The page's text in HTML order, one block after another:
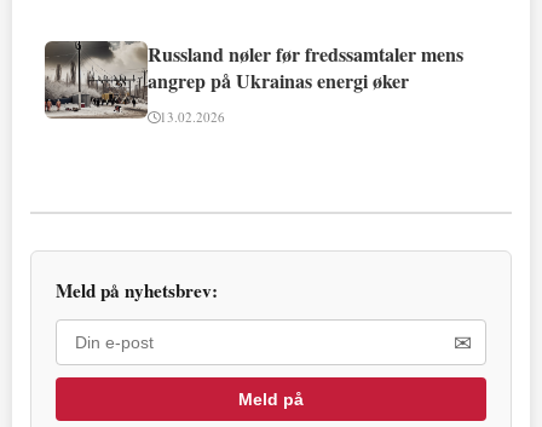
Russland nøler før fredssamtaler mens
angrep på Ukrainas energi øker
13.02.2026
Meld på nyhetsbrev:
✉
Meld på